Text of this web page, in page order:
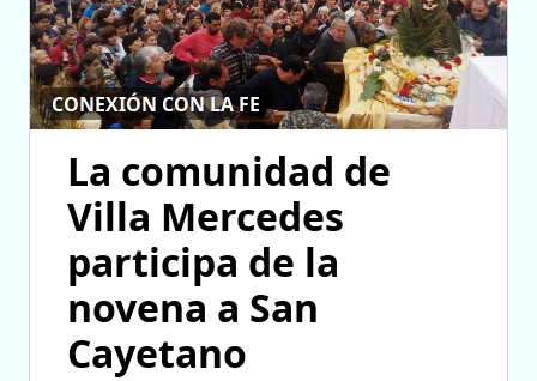
CONEXIÓN CON LA FE
La comunidad de
Villa Mercedes
participa de la
novena a San
Cayetano